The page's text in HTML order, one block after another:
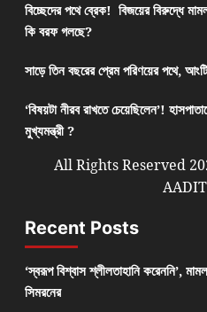
বিচ্ছেদের পথে ব্রেক! বিজয়ের বিরুদ্ধে
কি বরফ গলছে?
সাড়ে তিন বছরের প্রেম পরিণয়ের পথে,
‘বিষয়টা নীরব রাখতে চেয়েছিলেন’!
মুখ্যমন্ত্রী ?
All Rights Reserved
Recent Posts
‘স্বরূপ বিশ্বাস শ্লীলতাহানি করেননি’,
সিমরনের